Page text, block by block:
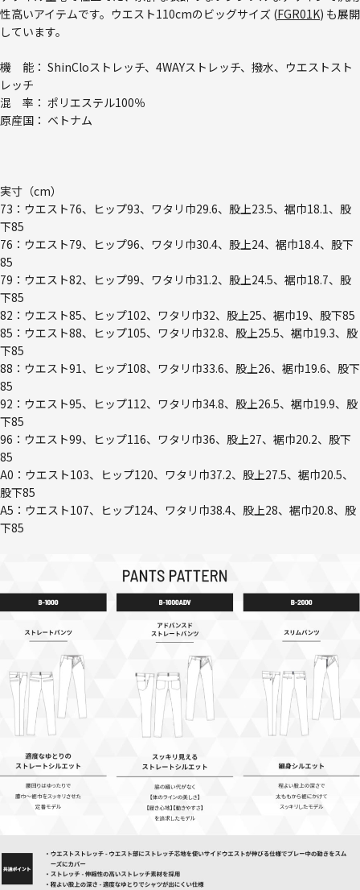
性高いアイテムです。ウエスト110cmのビッグサイズ (FGR01K) も展開
しています。
機 能： ShinCloストレッチ、4WAYストレッチ、撥水、ウエストスト
レッチ
混 率： ポリエステル100％
原産国： ベトナム
実寸（cm）
73：ウエスト76、ヒップ93、ワタリ巾29.6、股上23.5、裾巾18.1、股
下85
76：ウエスト79、ヒップ96、ワタリ巾30.4、股上24、裾巾18.4、股下
85
79：ウエスト82、ヒップ99、ワタリ巾31.2、股上24.5、裾巾18.7、股
下85
82：ウエスト85、ヒップ102、ワタリ巾32、股上25、裾巾19、股下85
85：ウエスト88、ヒップ105、ワタリ巾32.8、股上25.5、裾巾19.3、股
下85
88：ウエスト91、ヒップ108、ワタリ巾33.6、股上26、裾巾19.6、股下
85
92：ウエスト95、ヒップ112、ワタリ巾34.8、股上26.5、裾巾19.9、股
下85
96：ウエスト99、ヒップ116、ワタリ巾36、股上27、裾巾20.2、股下
85
A0：ウエスト103、ヒップ120、ワタリ巾37.2、股上27.5、裾巾20.5、
股下85
A5：ウエスト107、ヒップ124、ワタリ巾38.4、股上28、裾巾20.8、股
下85